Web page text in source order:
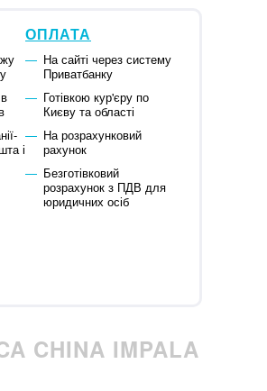
і
ОПЛАТА
На сайті через систему
Приватбанку
Готівкою кур'єру по
Києву та області
На розрахунковий
рахунок
Безготівковий
розрахунок з ПДВ для
юридичних осіб
CHINA IMPALA